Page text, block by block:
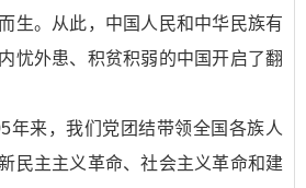
生。从此，中国人民和中华民族有
忧外患、积贫积弱的中国开启了翻
年来，我们党团结带领全国各族人
民主主义革命、社会主义革命和建